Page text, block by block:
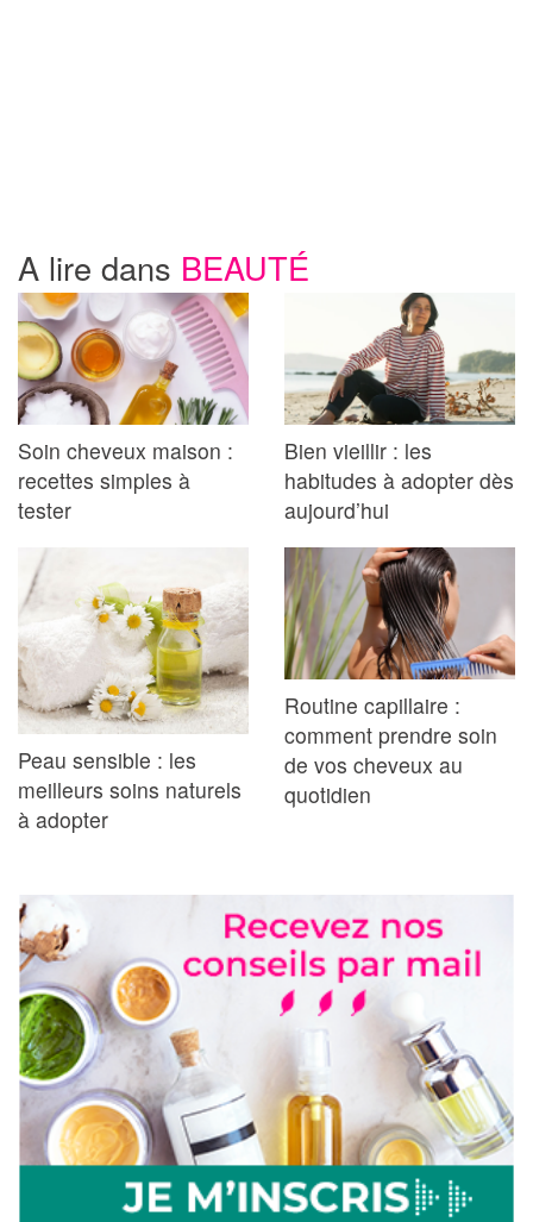
A lire dans BEAUTÉ
Soin cheveux maison :
recettes simples à
tester
Bien vieillir : les
habitudes à adopter dès
aujourd’hui
Peau sensible : les
meilleurs soins naturels
à adopter
Routine capillaire :
comment prendre soin
de vos cheveux au
quotidien